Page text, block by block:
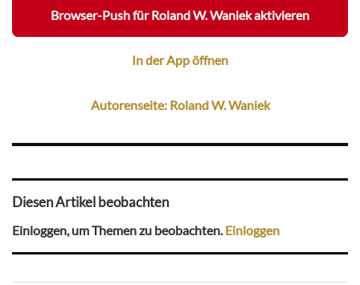
Browser-Push für Roland W. Waniek aktivieren
In der App öffnen
Autorenseite: Roland W. Waniek
Diesen Artikel beobachten
Einloggen, um Themen zu beobachten.Einloggen